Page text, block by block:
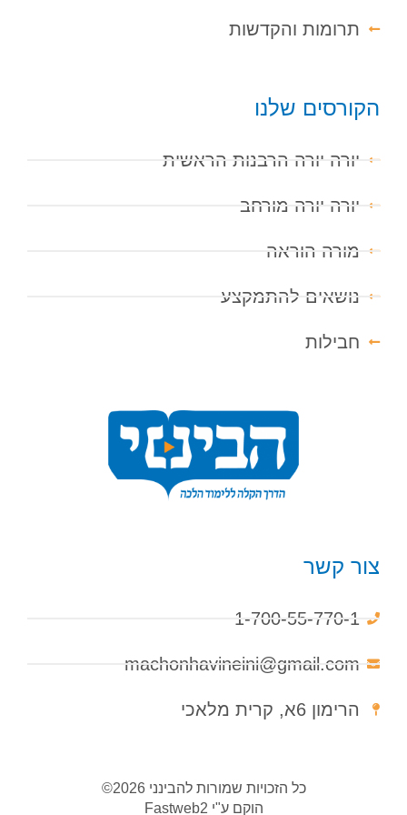
תרומות והקדשות
הקורסים שלנו
יורה יורה הרבנות הראשית
יורה יורה מורחב
מורה הוראה
נושאים להתמקצע
חבילות
צור קשר
1-700-55-770-1
machonhavineini@gmail.com
הרימון 6א, קרית מלאכי
כל הזכויות שמורות להבינני 2026©
הוקם ע"י Fastweb2